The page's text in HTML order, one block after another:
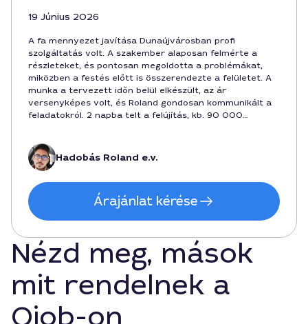
19 Június 2026
A fa mennyezet javítása Dunaújvárosban profi
szolgáltatás volt. A szakember alaposan felmérte a
részleteket, és pontosan megoldotta a problémákat,
miközben a festés előtt is összerendezte a felületet. A
munka a tervezett időn belül elkészült, az ár
versenyképes volt, és Roland gondosan kommunikált a
feladatokról. 2 napba telt a felújítás, kb. 90 000
Hadobás Roland e.v.
Árajánlat kérése
Nézd meg, mások
mit rendelnek a